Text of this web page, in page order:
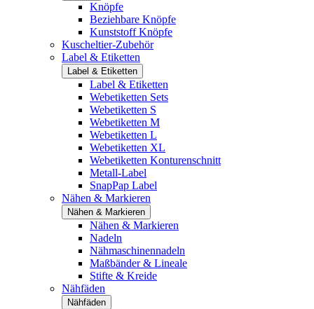
Knöpfe
Beziehbare Knöpfe
Kunststoff Knöpfe
Kuscheltier-Zubehör
Label & Etiketten
Label & Etiketten
Label & Etiketten
Webetiketten Sets
Webetiketten S
Webetiketten M
Webetiketten L
Webetiketten XL
Webetiketten Konturenschnitt
Metall-Label
SnapPap Label
Nähen & Markieren
Nähen & Markieren
Nähen & Markieren
Nadeln
Nähmaschinennadeln
Maßbänder & Lineale
Stifte & Kreide
Nähfäden
Nähfäden